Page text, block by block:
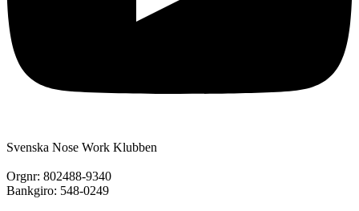
Svenska Nose Work Klubben
Orgnr: 802488-9340
Bankgiro: 548-0249